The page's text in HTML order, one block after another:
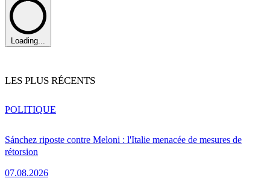
Loading...
LES PLUS RÉCENTS
Sánchez riposte contre Meloni : l'Italie menacée de mesures de
rétorsion
07.08.2026
POLITIQUE